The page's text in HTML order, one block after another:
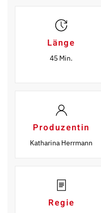
Länge
45 Min.
Produzentin
Katharina Herrmann
Regie